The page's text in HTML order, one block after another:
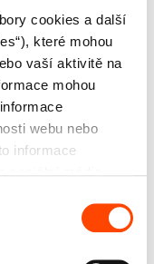
cookies a další
které mohou
vaší aktivitě na
mohou
webu nebo
informace
nebo které
jejich služby. Jaké
v přehledné